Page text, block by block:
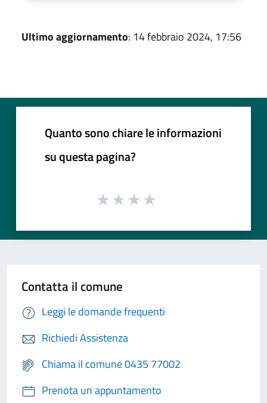
Ultimo aggiornamento: 14 febbraio 2024, 17:56
Quanto sono chiare le informazioni
su questa pagina?
Contatta il comune
Leggi le domande frequenti
Richiedi Assistenza
Chiama il comune 0435 77002
Prenota un appuntamento